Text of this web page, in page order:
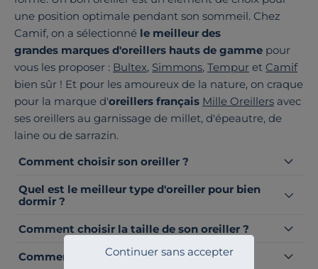
Continuer sans accepter
une position optimale pendant son sommeil. Chez
Camif, on a sélectionné le meilleur des
grandes marques d'oreillers hauts de gamme pour
vous les proposer : Bultex, Simmons, Tempur et Camif
bien sûr ! Et pour les amoureux de la nature, on craque
pour la marque d'oreillers français Mille Oreillers avec
ses oreillers au garnissage de millet, d'épeautre, de
laine ou de sarrazin.
Comment choisir son oreiller ?
Quel est le meilleur type d'oreiller pour bien
dormir ?
Comment choisir la taille de son oreiller ?
Comment laver des oreillers en machine ?